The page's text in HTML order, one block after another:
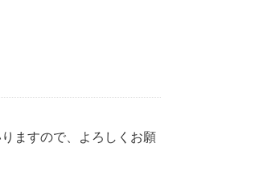
ますので、よろしくお願